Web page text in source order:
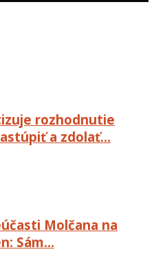
rozhodnutie
a zdolať…
Molčana na
Sám…